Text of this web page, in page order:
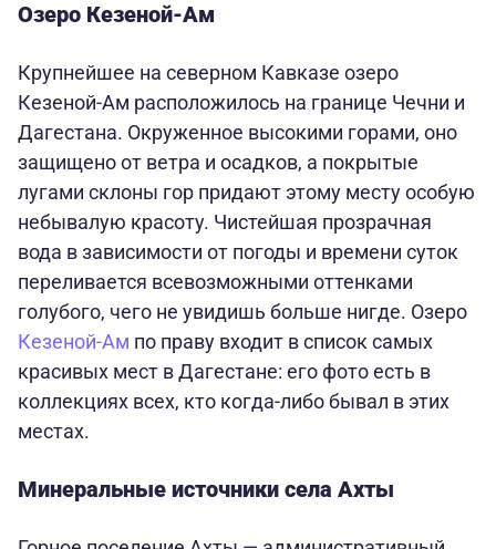
Озеро Кезеной-Ам
Крупнейшее на северном Кавказе озеро
Кезеной-Ам расположилось на границе Чечни и
Дагестана. Окруженное высокими горами, оно
защищено от ветра и осадков, а покрытые
лугами склоны гор придают этому месту особую
небывалую красоту. Чистейшая прозрачная
вода в зависимости от погоды и времени суток
переливается всевозможными оттенками
голубого, чего не увидишь больше нигде. Озеро
Кезеной-Ам по праву входит в список самых
красивых мест в Дагестане: его фото есть в
коллекциях всех, кто когда-либо бывал в этих
местах.
Минеральные источники села Ахты